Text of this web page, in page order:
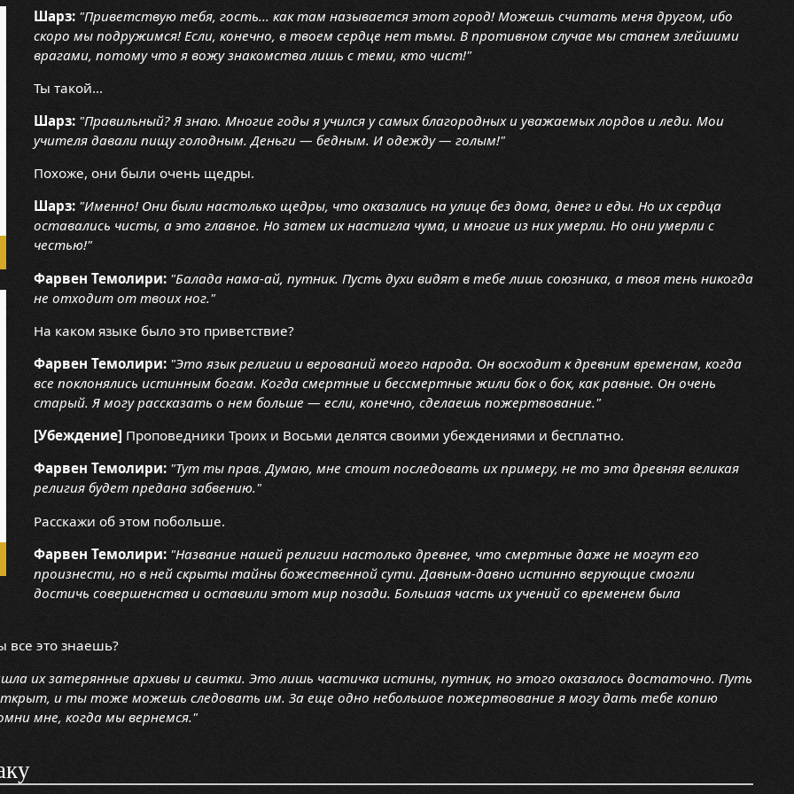
Шарз: "Приветствую тебя, гость... как там называется этот город! Можешь считать меня другом, ибо
скоро мы подружимся! Если, конечно, в твоем сердце нет тьмы. В противном случае мы станем злейшими
врагами, потому что я вожу знакомства лишь с теми, кто чист!"
Ты такой...
Шарз: "Правильный? Я знаю. Многие годы я учился у самых благородных и уважаемых лордов и леди. Мои
учителя давали пищу голодным. Деньги — бедным. И одежду — голым!"
Похоже, они были очень щедры.
Шарз: "Именно! Они были настолько щедры, что оказались на улице без дома, денег и еды. Но их сердца
оставались чисты, а это главное. Но затем их настигла чума, и многие из них умерли. Но они умерли с
честью!"
Фарвен Темолири: "Балада нама-ай, путник. Пусть духи видят в тебе лишь союзника, а твоя тень никогда
не отходит от твоих ног."
На каком языке было это приветствие?
Фарвен Темолири: "Это язык религии и верований моего народа. Он восходит к древним временам, когда
все поклонялись истинным богам. Когда смертные и бессмертные жили бок о бок, как равные. Он очень
старый. Я могу рассказать о нем больше — если, конечно, сделаешь пожертвование."
[Убеждение] Проповедники Троих и Восьми делятся своими убеждениями и бесплатно.
Фарвен Темолири: "Тут ты прав. Думаю, мне стоит последовать их примеру, не то эта древняя великая
религия будет предана забвению."
Расскажи об этом побольше.
Фарвен Темолири: "Название нашей религии настолько древнее, что смертные даже не могут его
произнести, но в ней скрыты тайны божественной сути. Давным-давно истинно верующие смогли
достичь совершенства и оставили этот мир позади. Большая часть их учений со временем была
все это знаешь?
их затерянные архивы и свитки. Это лишь частичка истины, путник, но этого оказалось достаточно. Путь
и ты тоже можешь следовать им. За еще одно небольшое пожертвование я могу дать тебе копию
мне, когда мы вернемся."